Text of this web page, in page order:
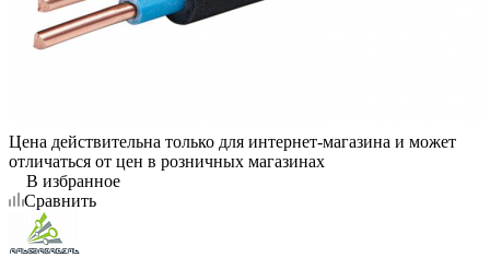
Цена действительна только для интернет-магазина и может
отличаться от цен в розничных магазинах
В избранное
Сравнить